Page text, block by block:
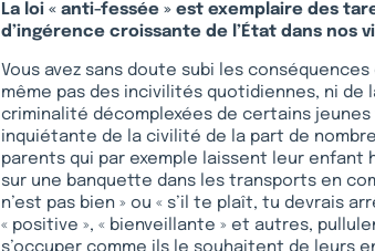
La loi « anti-fessée » est exemplaire des
d’ingérence croissante de l’État dans nos
Vous avez sans doute subi les
même pas des incivilités quotidiennes, ni
criminalité décomplexées de certains
inquiétante de la civilité de la part de
parents qui par exemple laissent leur enfant
sur une banquette dans les transports en
n’est pas bien » ou « s’il te plaît, tu devrais
« positive », « bienveillante » et autres,
s’occuper comme ils le souhaitent de leurs